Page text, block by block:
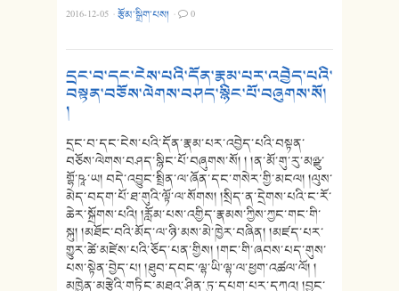
2016-12-05 ·རྩོམ་སྒྲིག་པས། · 0
དྲང་བ་དང་ངེས་པའི་དོན་རྣམ་པར་འབྱེད་པའི་
བསྟན་བཅོས་ལེགས་བཤད་སྙིང་པོ་བཞུགས་སོ།
།
དྲང་བ་དང་ངེས་པའི་དོན་རྣམ་པར་འབྱེད་པའི་བསྟན་
བཅོས་ལེགས་བཤད་སྙིང་པོ་བཞུགས་སོ། ། །ན་མོ་གུ་རུ་མཉྫུ་
གྷོ་ཥཱ་ཡ། བདེ་འབྱུང་སྤྲིན་ལ་ཞོན་དང་གསེར་གྱི་མངལ། །ལུས་
མེད་བདག་པོ་ཐ་གུའི་ལྟོ་ལ་སོགས། །སྲིད་ན་དྲེགས་པའི་ང་རོ་
ཆེར་སྐྲོགས་པའི། །རློམ་པས་འགྱིད་རྣམས་ཀྱིས་ཀྱང་གང་གི་
སྐུ། །མཐོང་བའི་མོད་ལ་ཉི་མས་མེ་ཁྱེར་བཞིན། །མཛད་པར་
གྱུར་ཚེ་མཛེས་པའི་ཅོད་པན་གྱིས། །གང་གི་ཞབས་པད་གུས་
པས་སྟེན་བྱེད་པ། །ཐུབ་དབང་ལྷ་ཡི་ལྷ་ལ་ཕྱག་འཚལ་ལོ། །
མཁྱེན་མརྩེའི་གཏིང་མཐའ་ཤིན་ཏུ་དཔག་པར་དཀྭའ། །བྱང་